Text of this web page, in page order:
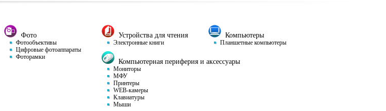
Фото
Фотообъективы
Цифровые фотоаппараты
Фоторамки
Устройства для чтения
Электронные книги
Компьютеры
Планшетные компьютеры
Компьютерная периферия и аксессуары
Мониторы
МФУ
Принтеры
WEB-камеры
Клавиатуры
Мыши